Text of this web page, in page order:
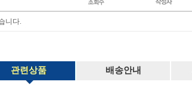
니다.
관련상품 배송안내